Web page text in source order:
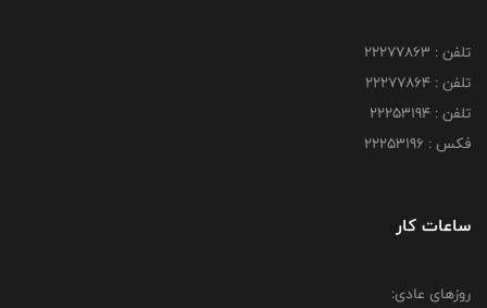
تلفن : 22277863
تلفن : 22277864
تلفن : 22253194
فکس : 22253196
ساعات کار
روزهای عادی: